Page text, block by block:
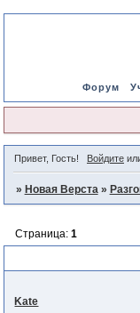
Форум
Привет, Гость! Войдите
» Новая Верста »
Страница: 1
Kate